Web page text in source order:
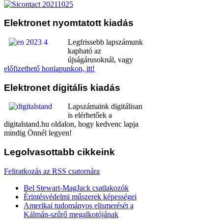
Elektronet nyomtatott kiadás
Legfrissebb lapszámunk
kapható az
újságárusoknál, vagy
előfizethető honlapunkon, itt!
Elektronet digitális kiadás
Lapszámaink digitálisan
is elérhetőek a
digitalstand.hu oldalon, hogy kedvenc lapja
mindig Önnél legyen!
Legolvasottabb cikkeink
Feliratkozás az RSS csatornára
Bel Stewart-MagJack csatlakozók
Érintésvédelmi műszerek képességei
Amerikai tudományos elismerését a
Kálmán-szűrő megalkotójának